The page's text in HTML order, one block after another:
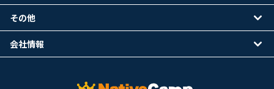
その他
会社情報